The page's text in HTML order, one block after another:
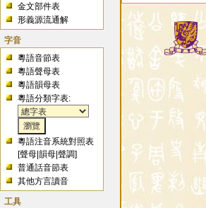
金文部件表
形義源流通解
字音
粵語音節表
粵語聲母表
粵語韻母表
粵語分類字表:
粵語注音系統對照表
[聲母 |韻母 |聲調]
普通話音節表
其他方言讀音
工具